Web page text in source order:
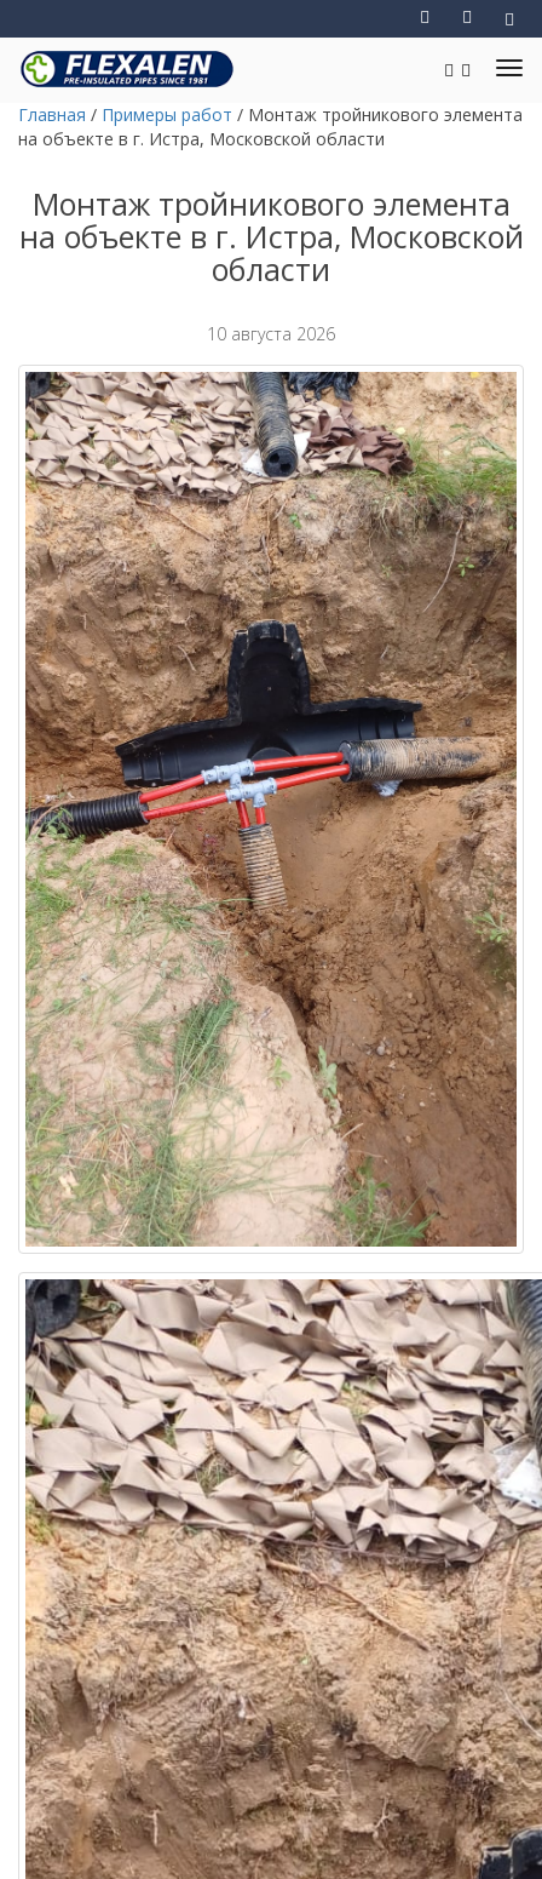
Главная / Примеры работ / Монтаж тройникового элемента
на объекте в г. Истра, Московской области
Монтаж тройникового элемента
на объекте в г. Истра, Московской
области
10 августа 2026